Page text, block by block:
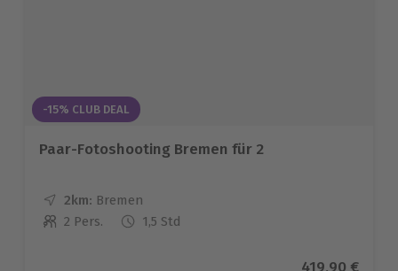
-15% CLUB DEAL
Paar-Fotoshooting Bremen für 2
2km: Entfernung
Standort
Bremen
Anzahl der Teilnehmer
2 Pers. 1,5 Std
Aktueller
419,90 €